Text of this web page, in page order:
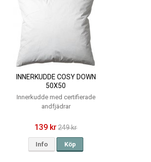
INNERKUDDE COSY DOWN
50X50
Innerkudde med certifierade
andfjädrar
139 kr 249 kr
Info Köp